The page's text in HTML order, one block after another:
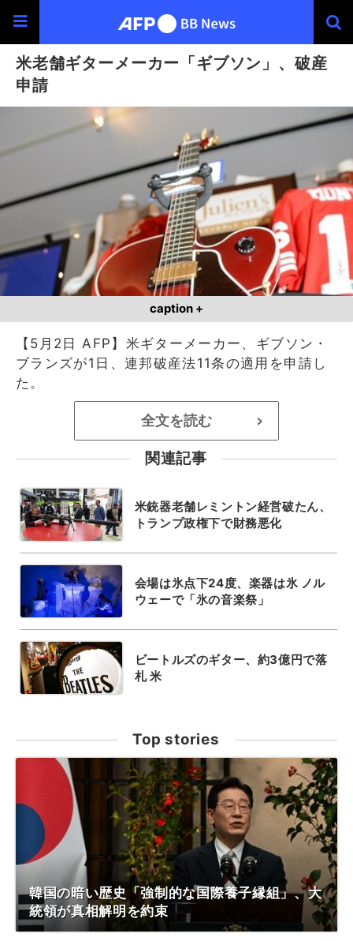
米老舗ギターメーカー「ギブソン」、破産
申請
caption +
【5月2日 AFP】米ギターメーカー、ギブソン・
ブランズが1日、連邦破産法11条の適用を申請し
た。
全文を読む >
関連記事
米銃器老舗レミントン経営破たん、
トランプ政権下で財務悪化
会場は氷点下24度、楽器は氷 ノル
ウェーで「氷の音楽祭」
ビートルズのギター、約3億円で落
札 米
Top stories
韓国の暗い歴史「強制的な国際養子縁組」、大
統領が真相解明を約束